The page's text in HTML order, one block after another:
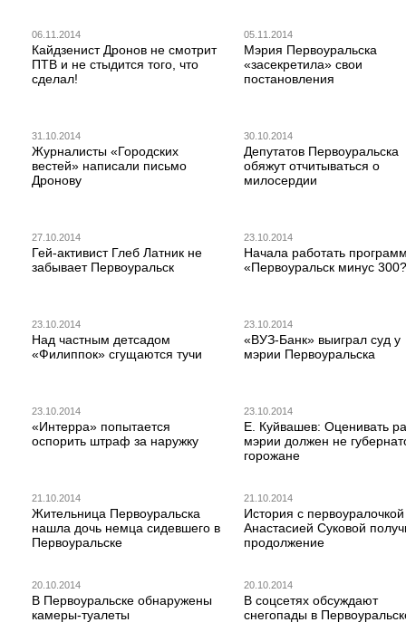
06.11.2014
Кайдзенист Дронов не смотрит
ПТВ и не стыдится того, что
сделал!
05.11.2014
Мэрия Первоуральска
«засекретила» свои
постановления
31.10.2014
Журналисты «Городских
вестей» написали письмо
Дронову
30.10.2014
Депутатов Первоуральска
обяжут отчитываться о
милосердии
27.10.2014
Гей-активист Глеб Латник не
забывает Первоуральск
23.10.2014
Начала работать
«Первоуральск минус
23.10.2014
Над частным детсадом
«Филиппок» сгущаются тучи
23.10.2014
«ВУЗ-Банк» выиграл суд у
мэрии Первоуральска
23.10.2014
«Интерра» попытается
оспорить штраф за наружку
23.10.2014
Е. Куйвашев: Оценивать
мэрии должен не
горожане
21.10.2014
Жительница Первоуральска
нашла дочь немца сидевшего в
Первоуральске
21.10.2014
История с первоуралочкой
Анастасией Суковой
продолжение
20.10.2014
В Первоуральске обнаружены
камеры-туалеты
20.10.2014
В соцсетях обсуждают
снегопады в